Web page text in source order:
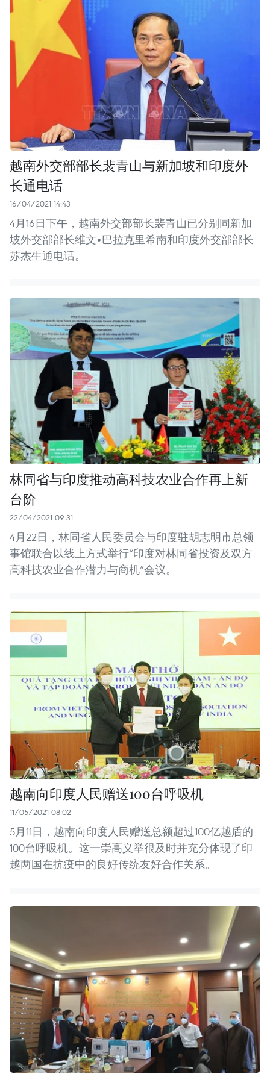
越南外交部部长裴青山与新加坡和印度外
长通电话
16/04/2021 14:43
4月16日下午，越南外交部部长裴青山已分别同新加
坡外交部部长维文•巴拉克里希南和印度外交部部长
苏杰生通电话。
林同省与印度推动高科技农业合作再上新
台阶
22/04/2021 09:31
4月22日，林同省人民委员会与印度驻胡志明市总领
事馆联合以线上方式举行“印度对林同省投资及双方
高科技农业合作潜力与商机”会议。
越南向印度人民赠送100台呼吸机
11/05/2021 08:02
5月11日，越南向印度人民赠送总额超过100亿越盾的
100台呼吸机。这一崇高义举很及时并充分体现了印
越两国在抗疫中的良好传统友好合作关系。